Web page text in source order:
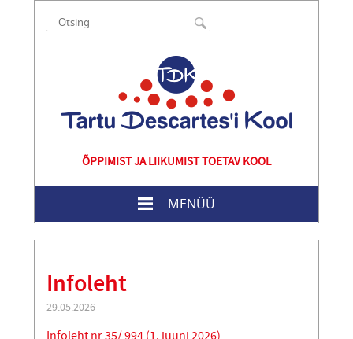
ÕPPIMIST JA LIIKUMIST TOETAV KOOL
MENÜÜ
Infoleht
29.05.2026